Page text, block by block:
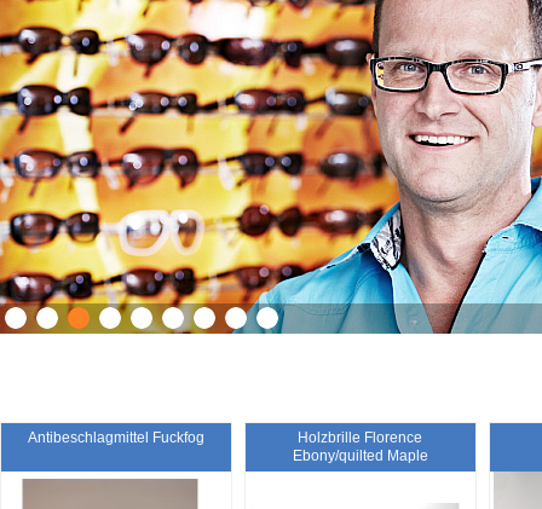
Antibeschlagmittel Fuckfog
Holzbrille Florence
Ebony/quilted Maple